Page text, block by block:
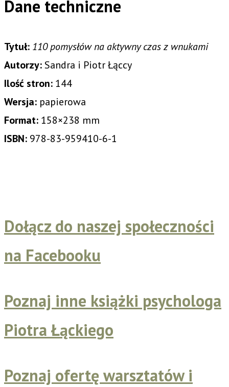
Dane techniczne
Tytuł: 110 pomysłów na aktywny czas z wnukami
Autorzy:Sandra i Piotr Łąccy
Ilość stron: 144
Wersja: papierowa
Format: 158×238 mm
ISBN: 978-83-959410-6-1
Dołącz do naszej społeczności
na Facebooku
Poznaj inne książki psychologa
Piotra Łąckiego
Poznaj ofertę warsztatów i